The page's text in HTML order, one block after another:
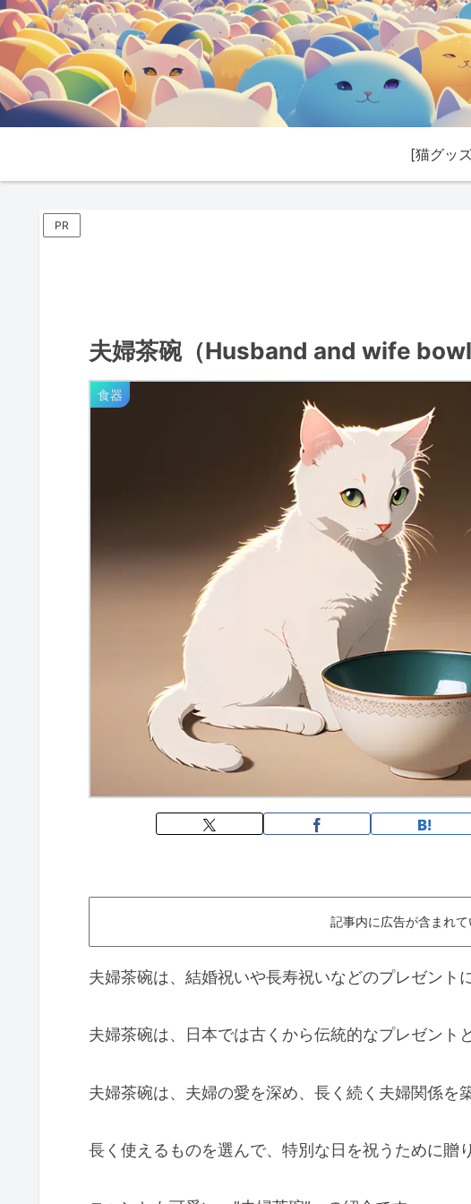
[猫グッ
PR
夫婦茶碗（Husband and wife
食器
記事内に広告が含まれて
夫婦茶碗は、結婚祝いや長寿祝いなどのプレゼント
夫婦茶碗は、日本では古くから伝統的なプレゼント
夫婦茶碗は、夫婦の愛を深め、長く続く夫婦関係を
長く使えるものを選んで、特別な日を祝うために贈